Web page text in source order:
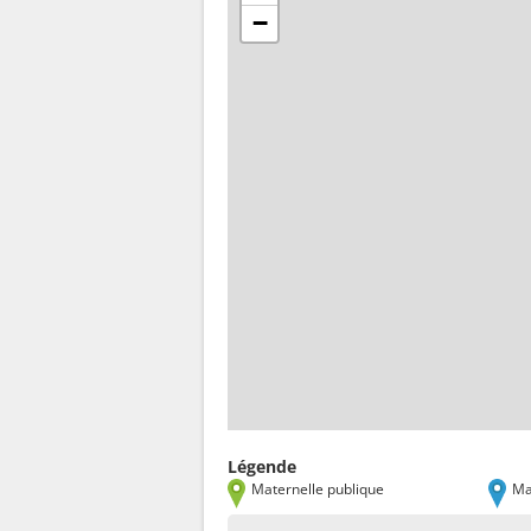
−
Légende
Maternelle publique